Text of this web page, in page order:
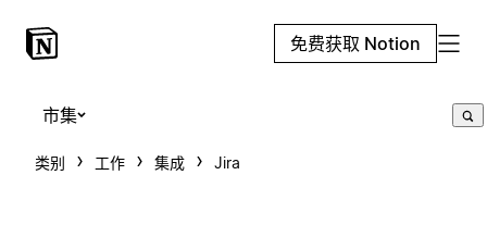
免费获取 Notion
市集
类别 工作 集成 Jira